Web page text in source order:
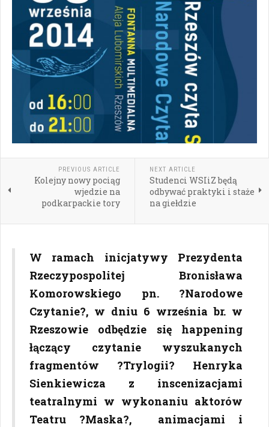
PREVIOUS ARTICLE
Kolejny nowy pociąg
wjedzie na
podkarpackie tory
NEXT ARTICLE
Studenci WSIiZ będą
odbywać praktyki i staże
na giełdzie
W ramach inicjatywy Prezydenta
Rzeczypospolitej Bronisława
Komorowskiego pn. ?Narodowe
Czytanie?, w dniu 6 września br. w
Rzeszowie odbędzie się happening
łączący czytanie wyszukanych
fragmentów ?Trylogii? Henryka
Sienkiewicza z inscenizacjami
teatralnymi w wykonaniu aktorów
Teatru ?Maska?, animacjami i